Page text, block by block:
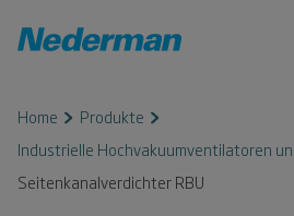
Home
Produkte
Industrielle Hochvakuumventilatoren
Seitenkanalverdichter RBU